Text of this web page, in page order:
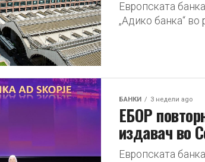
Европската
„Адико банка“
БАНКИ 3 недели ago
ЕБОР
издавач во
Европската